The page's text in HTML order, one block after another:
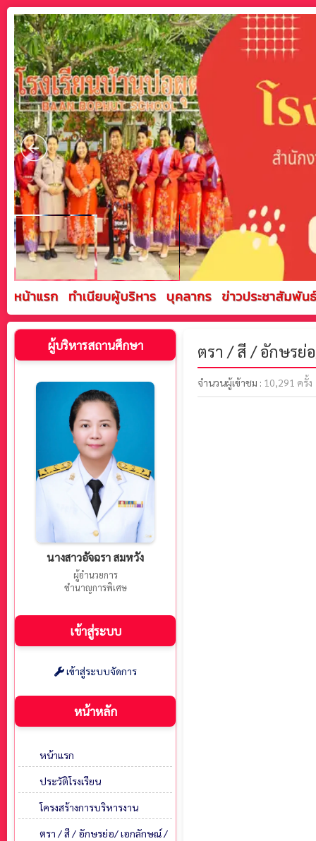
ผู้บริหารสถานศึกษา
นางสาวอัจฉรา สมหวัง
ผู้อำนวยการ
ชำนาญการพิเศษ
เข้าสู่ระบบ
เข้าสู่ระบบจัดการ
หน้าหลัก
หน้าแรก
ประวัติโรงเรียน
โครงสร้างการบริหารงาน
ตรา / สี / อักษรย่อ/ เอกลักษณ์ /
ตรา / สี / อักษร
จำนวนผู้เข้าชม : 10,291 ครั้ง